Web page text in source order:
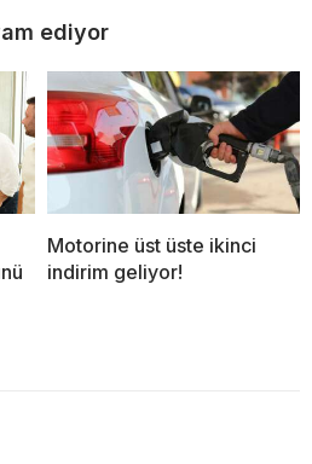
ediyor
Motorine üst üste ikinci
indirim geliyor!